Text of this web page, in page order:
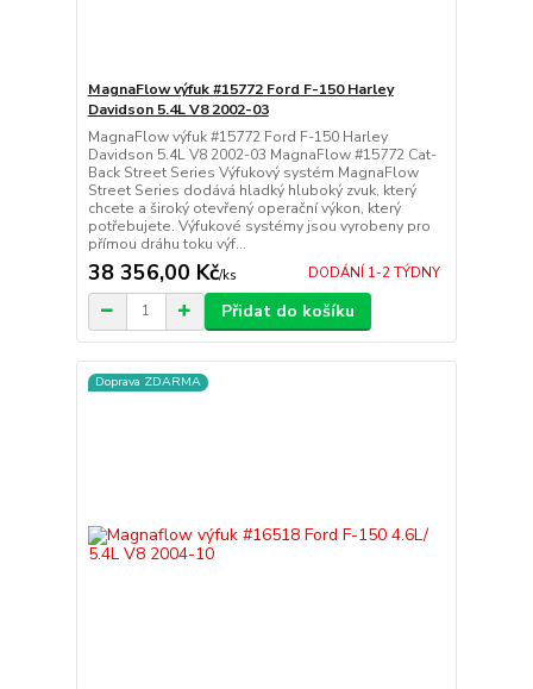
MagnaFlow výfuk #15772 Ford F-150 Harley
Davidson 5.4L V8 2002-03
MagnaFlow výfuk #15772 Ford F-150 Harley
Davidson 5.4L V8 2002-03 MagnaFlow #15772 Cat-
Back Street Series Výfukový systém MagnaFlow
Street Series dodává hladký hluboký zvuk, který
chcete a široký otevřený operační výkon, který
potřebujete. Výfukové systémy jsou vyrobeny pro
přímou dráhu toku výf...
38 356,00 Kč/ks DODÁNÍ 1-2 TÝDNY
Přidat do košíku
Doprava ZDARMA